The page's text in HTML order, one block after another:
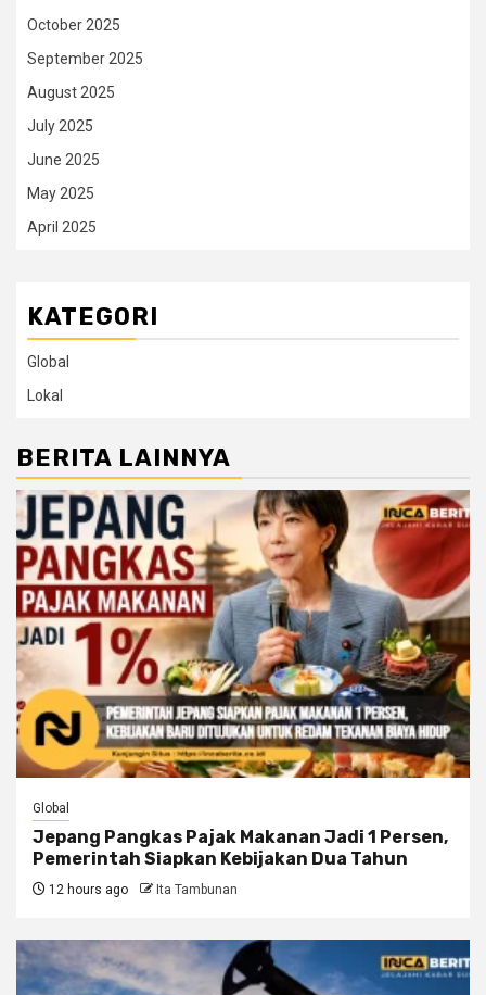
October 2025
September 2025
August 2025
July 2025
June 2025
May 2025
April 2025
KATEGORI
Global
Lokal
BERITA LAINNYA
Global
Jepang Pangkas Pajak Makanan Jadi 1 Persen,
Pemerintah Siapkan Kebijakan Dua Tahun
12 hours ago Ita Tambunan